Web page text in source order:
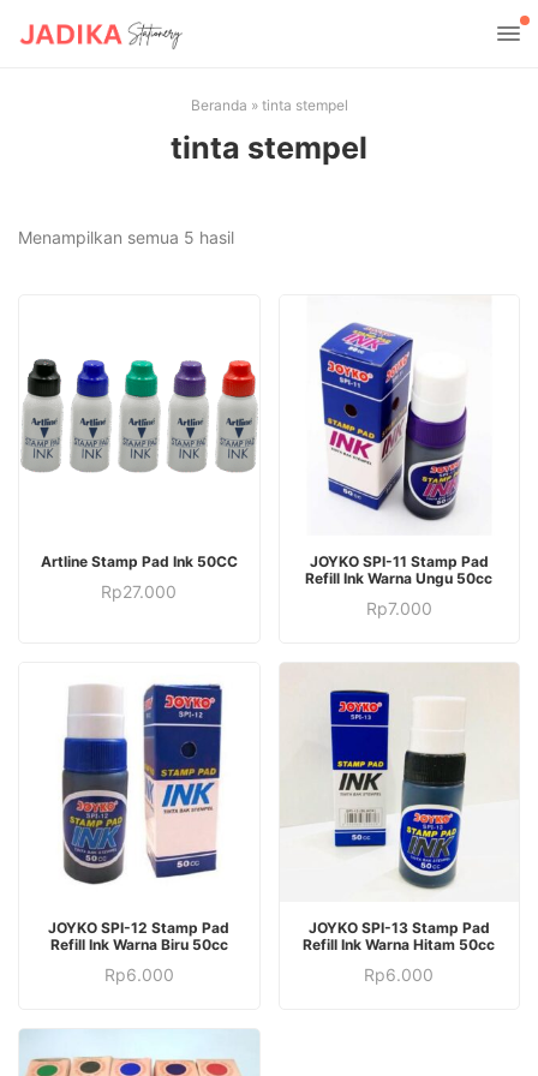
Beranda » tinta stempel
tinta stempel
Menampilkan semua 5 hasilDiurutkan
Artline Stamp Pad Ink 50CC
Rp27.000
JOYKO SPI-11 Stamp Pad
Refill Ink Warna Ungu 50cc
Rp7.000
JOYKO SPI-12 Stamp Pad
Refill Ink Warna Biru 50cc
Rp6.000
JOYKO SPI-13 Stamp Pad
Refill Ink Warna Hitam 50cc
Rp6.000